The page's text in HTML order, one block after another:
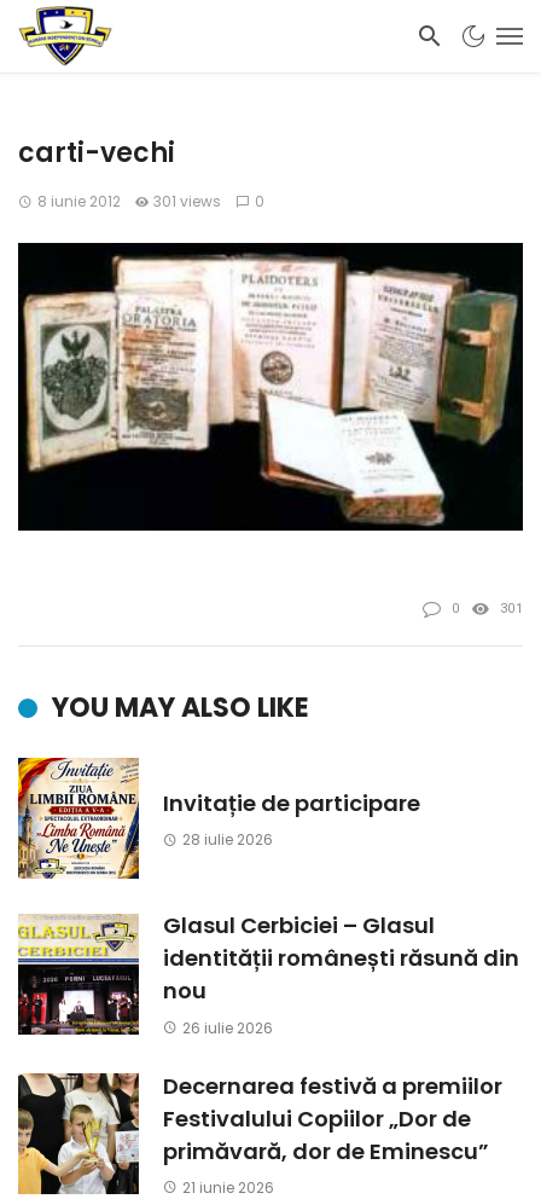
carti-vechi
8 iunie 2012 301 views 0
0 301
YOU MAY ALSO LIKE
Invitație de participare
28 iulie 2026
Glasul Cerbiciei – Glasul
identității românești răsună din
nou
26 iulie 2026
Decernarea festivă a premiilor
Festivalului Copiilor „Dor de
primăvară, dor de Eminescu”
21 iunie 2026